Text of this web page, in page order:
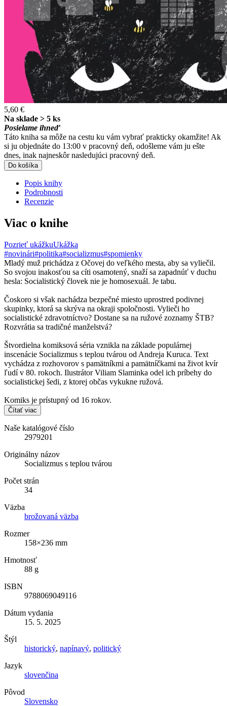
5,60 €
Na sklade > 5 ks
Posielame ihneď
Táto kniha sa môže na cestu ku vám vybrať prakticky okamžite! Ak
si ju objednáte do 13:00 v pracovný deň, odošleme vám ju ešte
dnes, inak najneskôr nasledujúci pracovný deň.
Do košíka
Popis knihy
Podrobnosti
Recenzie
Viac o knihe
Pozrieť ukážkuUkážka
#novinári#politika#socializmus#spomienky
Mladý muž prichádza z Očovej do veľkého mesta, aby sa vyliečil.
So svojou inakosťou sa cíti osamotený, snaží sa zapadnúť v duchu
hesla: Socialistický človek nie je homosexuál. Je tabu.
Čoskoro si však nachádza bezpečné miesto uprostred podivnej
skupinky, ktorá sa skrýva na okraji spoločnosti. Vylieči ho
socialistické zdravotníctvo? Dostane sa na ružové zoznamy ŠTB?
Rozvrátia sa tradičné manželstvá?
Štvordielna komiksová séria vznikla na základe populárnej
inscenácie Socializmus s teplou tvárou od Andreja Kuruca. Text
vychádza z rozhovorov s pamätníkmi a pamätníčkami na život kvír
ľudí v 80. rokoch. Ilustrátor Viliam Slaminka odel ich príbehy do
socialistickej šedi, z ktorej občas vykukne ružová.
Komiks je prístupný od 16 rokov.
Čítať viac
Naše katalógové číslo
2979201
Originálny názov
Socializmus s teplou tvárou
Počet strán
34
Väzba
brožovaná väzba
Rozmer
158×236 mm
Hmotnosť
88 g
ISBN
9788069049116
Dátum vydania
15. 5. 2025
Štýl
historický, napínavý, politický
Jazyk
slovenčina
Pôvod
Slovensko